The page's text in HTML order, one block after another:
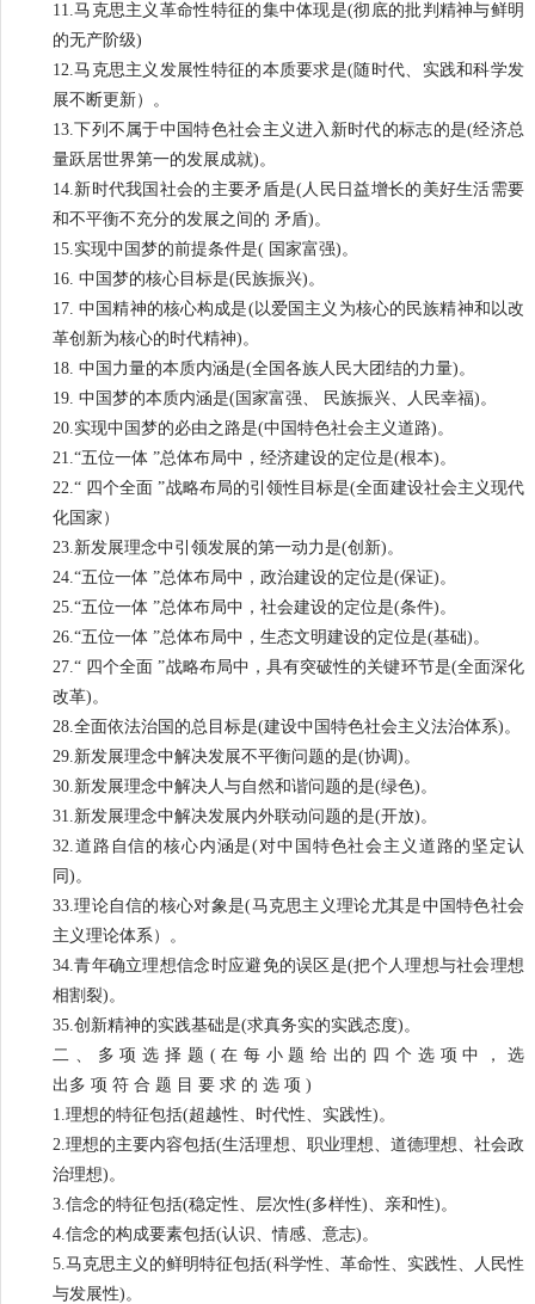
11.马克思主义革命性特征的集中体现是(彻底的批判精神与鲜明
的无产阶级)
12.马克思主义发展性特征的本质要求是(随时代、实践和科学发
展不断更新）。
13.下列不属于中国特色社会主义进入新时代的标志的是(经济总
量跃居世界第一的发展成就)。
14.新时代我国社会的主要矛盾是(人民日益增长的美好生活需要
和不平衡不充分的发展之间的 矛盾)。
15.实现中国梦的前提条件是( 国家富强)。
16. 中国梦的核心目标是(民族振兴)。
17. 中国精神的核心构成是(以爱国主义为核心的民族精神和以改
革创新为核心的时代精神)。
18. 中国力量的本质内涵是(全国各族人民大团结的力量)。
19. 中国梦的本质内涵是(国家富强、 民族振兴、人民幸福)。
20.实现中国梦的必由之路是(中国特色社会主义道路)。
21.“五位一体 ”总体布局中，经济建设的定位是(根本)。
22.“ 四个全面 ”战略布局的引领性目标是(全面建设社会主义现代
化国家）
23.新发展理念中引领发展的第一动力是(创新)。
24.“五位一体 ”总体布局中，政治建设的定位是(保证)。
25.“五位一体 ”总体布局中，社会建设的定位是(条件)。
26.“五位一体 ”总体布局中，生态文明建设的定位是(基础)。
27.“ 四个全面 ”战略布局中，具有突破性的关键环节是(全面深化
改革)。
28.全面依法治国的总目标是(建设中国特色社会主义法治体系)。
29.新发展理念中解决发展不平衡问题的是(协调)。
30.新发展理念中解决人与自然和谐问题的是(绿色)。
31.新发展理念中解决发展内外联动问题的是(开放)。
32.道路自信的核心内涵是(对中国特色社会主义道路的坚定认
同)。
33.理论自信的核心对象是(马克思主义理论尤其是中国特色社会
主义理论体系）。
34.青年确立理想信念时应避免的误区是(把个人理想与社会理想
相割裂)。
35.创新精神的实践基础是(求真务实的实践态度)。
二 、 多 项 选 择 题 ( 在 每 小 题 给 出的 四 个 选 项 中 ， 选
出多 项 符 合 题 目 要 求 的 选 项 )
1.理想的特征包括(超越性、时代性、实践性)。
2.理想的主要内容包括(生活理想、职业理想、道德理想、社会政
治理想)。
3.信念的特征包括(稳定性、层次性(多样性)、亲和性)。
4.信念的构成要素包括(认识、情感、意志)。
5.马克思主义的鲜明特征包括(科学性、革命性、实践性、人民性
与发展性)。